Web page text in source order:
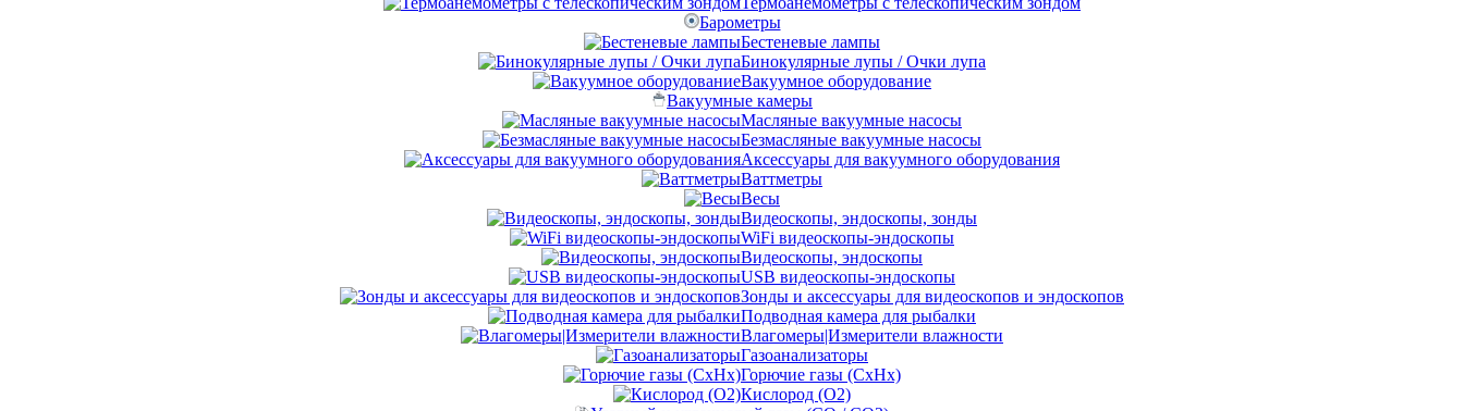
Барометры
Бестеневые лампы
Бинокулярные лупы / Очки лупа
Вакуумное оборудование
Вакуумные камеры
Масляные вакуумные насосы
Безмасляные вакуумные насосы
Аксессуары для вакуумного оборудования
Ваттметры
Весы
Видеоскопы, эндоскопы, зонды
WiFi видеоскопы-эндоскопы
Видеоскопы, эндоскопы
USB видеоскопы-эндоскопы
Зонды и аксессуары для видеоскопов и эндоскопов
Подводная камера для рыбалки
Влагомеры|Измерители влажности
Газоанализаторы
Горючие газы (CxHx)
Кислород (O2)